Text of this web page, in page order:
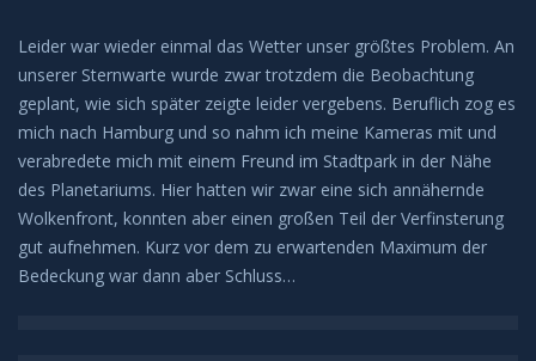
Lichtsäulen
Meeresleuchten
Oppositionseffekt
Leider war wieder einmal das Wetter unser größtes Problem. An
unserer Sternwarte wurde zwar trotzdem die Beobachtung
geplant, wie sich später zeigte leider vergebens. Beruflich zog es
mich nach Hamburg und so nahm ich meine Kameras mit und
verabredete mich mit einem Freund im Stadtpark in der Nähe
des Planetariums. Hier hatten wir zwar eine sich annähernde
Wolkenfront, konnten aber einen großen Teil der Verfinsterung
gut aufnehmen. Kurz vor dem zu erwartenden Maximum der
Bedeckung war dann aber Schluss…